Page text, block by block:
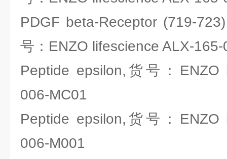
PDGF beta-Receptor (719-
号：ENZO lifescience ALX-
Peptide epsilon,货号：ENZO
006-MC01
Peptide epsilon,货号：ENZO
006-M001